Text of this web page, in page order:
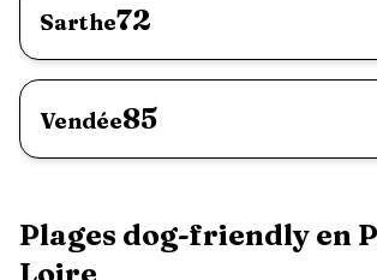
Sarthe72
Vendée85
Plages dog-friendly en
Loire